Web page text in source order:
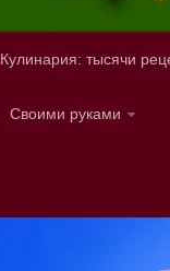
Кулинария: тысячи
Своими руками